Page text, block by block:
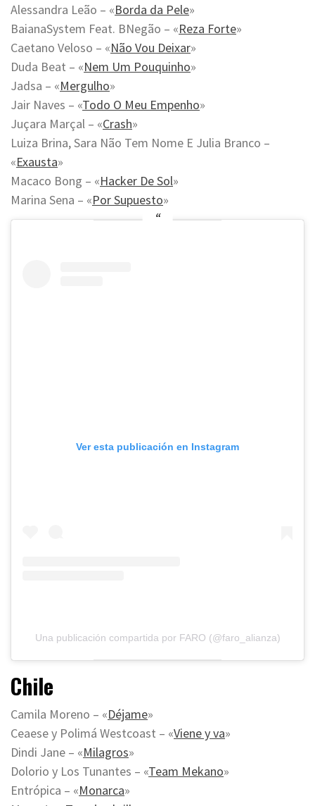
Alessandra Leão – «Borda da Pele»
BaianaSystem Feat. BNegão – «Reza Forte»
Caetano Veloso – «Não Vou Deixar»
Duda Beat – «Nem Um Pouquinho»
Jadsa – «Mergulho»
Jair Naves – «Todo O Meu Empenho»
Juçara Marçal – «Crash»
Luiza Brina, Sara Não Tem Nome E Julia Branco –
«Exausta»
Macaco Bong – «Hacker De Sol»
Marina Sena – «Por Supuesto»
Ver esta publicación en Instagram
Una publicación compartida por FARO (@faro_alianza)
Chile
Camila Moreno – «Déjame»
Ceaese y Polimá Westcoast – «Viene y va»
Dindi Jane – «Milagros»
Dolorio y Los Tunantes – «Team Mekano»
Entrópica – «Monarca»